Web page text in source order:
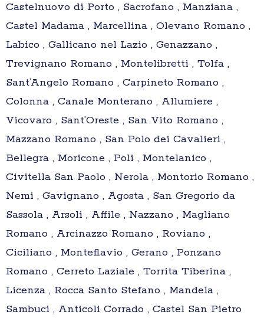
Castelnuovo di Porto , Sacrofano , Manziana ,
Castel Madama , Marcellina , Olevano Romano ,
Labico , Gallicano nel Lazio , Genazzano ,
Trevignano Romano , Montelibretti , Tolfa ,
Sant’Angelo Romano , Carpineto Romano ,
Colonna , Canale Monterano , Allumiere ,
Vicovaro , Sant’Oreste , San Vito Romano ,
Mazzano Romano , San Polo dei Cavalieri ,
Bellegra , Moricone , Poli , Montelanico ,
Civitella San Paolo , Nerola , Montorio Romano ,
Nemi , Gavignano , Agosta , San Gregorio da
Sassola , Arsoli , Affile , Nazzano , Magliano
Romano , Arcinazzo Romano , Roviano ,
Ciciliano , Monteflavio , Gerano , Ponzano
Romano , Cerreto Laziale , Torrita Tiberina ,
Licenza , Rocca Santo Stefano , Mandela ,
Sambuci , Anticoli Corrado , Castel San Pietro